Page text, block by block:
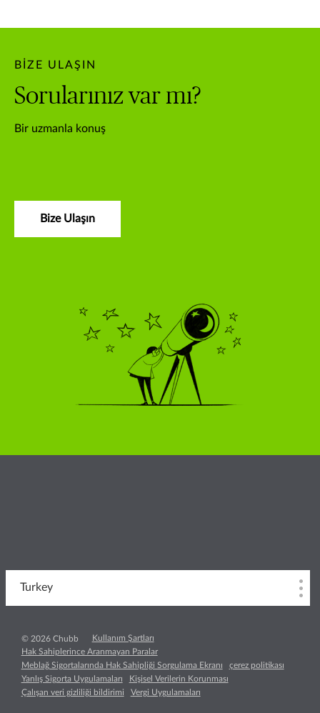
BIZE ULAŞIN
Sorularınız var mı?
Bir uzmanla konuş
Bize Ulaşın
Turkey
© 2026 Chubb
Kullanım Şartları
Hak Sahiplerince Aranmayan Paralar
Meblağ Sigortalarında Hak Sahipliği Sorgulama Ekranı
çerez politikası
Yanlış Sigorta Uygulamaları
Kişisel Verilerin Korunması
Çalışan veri gizliliği bildirimi
Vergi Uygulamaları